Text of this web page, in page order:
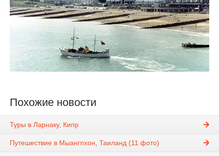
Похожие новости
Туры в Ларнаку, Кипр
Путешествие в Мыангпхон, Таиланд (11 фото)